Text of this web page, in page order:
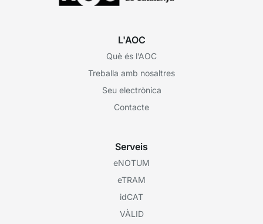
L'AOC
Què és l’AOC
Treballa amb nosaltres
Seu electrònica
Contacte
Serveis
eNOTUM
eTRAM
idCAT
VÀLID